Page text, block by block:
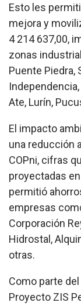
Esto les
mejora y
4 214 637,00,
zonas
Puente Piedra,
Ate, Lurín,
El impacto
una reducción
COPni, cifras
proyectadas
permitió
empresas
Corporación
Hidrostal,
otras.
Como parte
Proyecto ZIS